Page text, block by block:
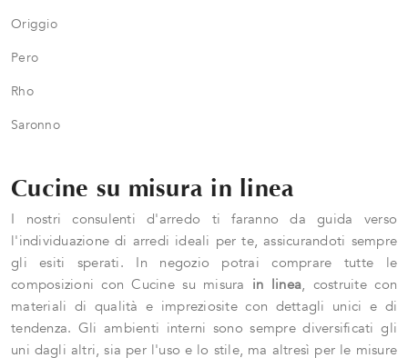
Origgio
Pero
Rho
Saronno
Cucine su misura in linea
I nostri consulenti d'arredo ti faranno da guida verso
l'individuazione di arredi ideali per te, assicurandoti sempre
gli esiti sperati. In negozio potrai comprare tutte le
composizioni con Cucine su misura in linea, costruite con
materiali di qualità e impreziosite con dettagli unici e di
tendenza. Gli ambienti interni sono sempre diversificati gli
uni dagli altri, sia per l'uso e lo stile, ma altresì per le misure